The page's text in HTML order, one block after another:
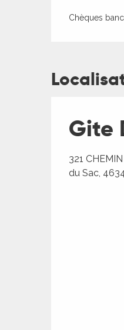
Chèques
Gite
321
du Sac,